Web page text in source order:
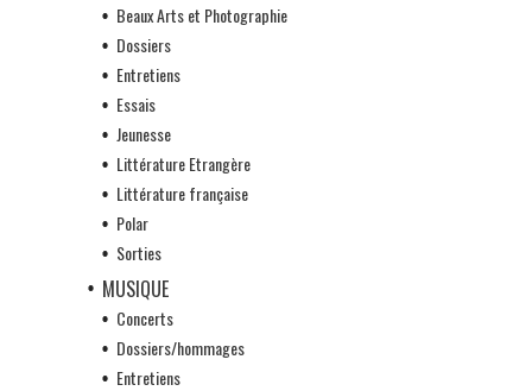
Beaux Arts et Photographie
Dossiers
Entretiens
Essais
Jeunesse
Littérature Etrangère
Littérature française
Polar
Sorties
MUSIQUE
Concerts
Dossiers/hommages
Entretiens